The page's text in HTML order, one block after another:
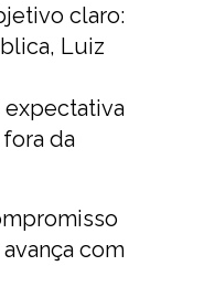
claro:
Luiz
expectativa
da
com